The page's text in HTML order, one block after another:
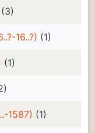
(3)
16..?) (1)
(1)
1587) (1)